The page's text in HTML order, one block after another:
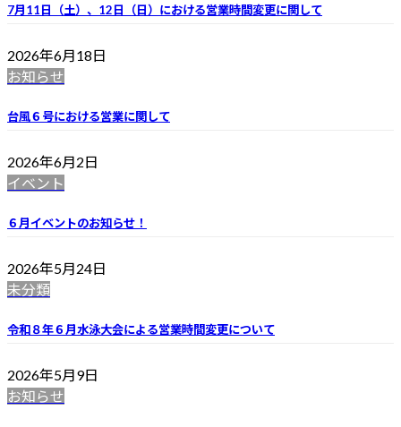
7月11日（土）、12日（日）における営業時間変更に関して
2026年6月18日
お知らせ
台風６号における営業に関して
2026年6月2日
イベント
６月イベントのお知らせ！
2026年5月24日
未分類
令和８年６月水泳大会による営業時間変更について
2026年5月9日
お知らせ